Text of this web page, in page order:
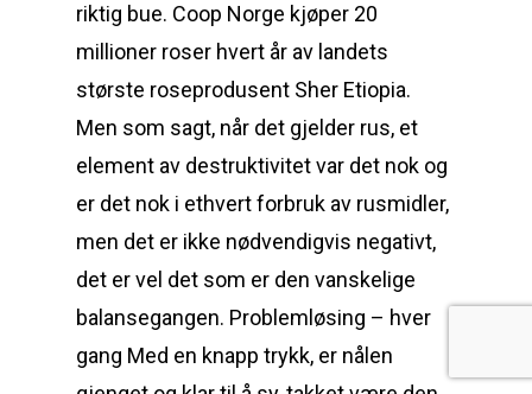
riktig bue. Coop Norge kjøper 20
millioner roser hvert år av landets
største roseprodusent Sher Etiopia.
Men som sagt, når det gjelder rus, et
element av destruktivitet var det nok og
er det nok i ethvert forbruk av rusmidler,
men det er ikke nødvendigvis negativt,
det er vel det som er den vanskelige
balansegangen. Problemløsing – hver
gang Med en knapp trykk, er nålen